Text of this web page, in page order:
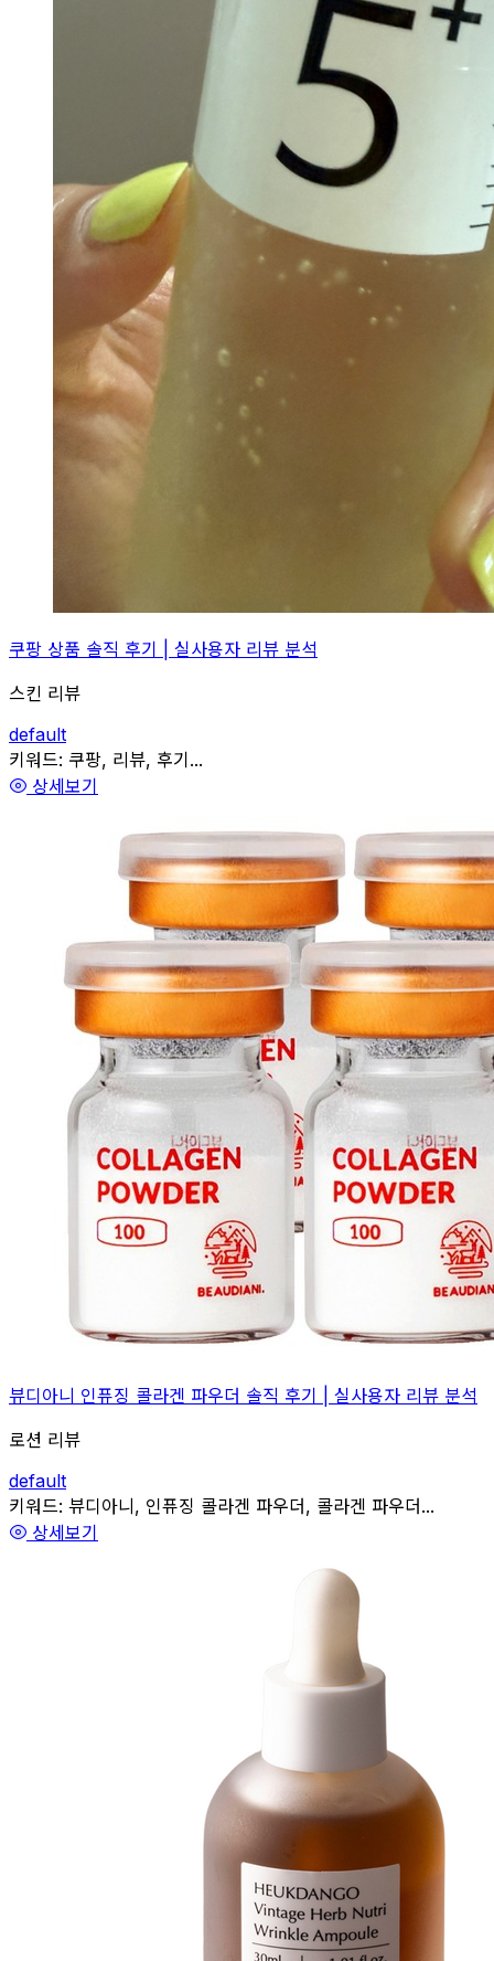
쿠팡 상품 솔직 후기 | 실사용자 리뷰 분석
스킨 리뷰
default
관련
키워드: 쿠팡, 리뷰, 후기...
상세보기
뷰디아니 인퓨징 콜라겐 파우더 솔직 후기 | 실사용자 리뷰 분석
로션 리뷰
default
관련
키워드: 뷰디아니, 인퓨징 콜라겐 파우더, 콜라겐 파우더...
상세보기